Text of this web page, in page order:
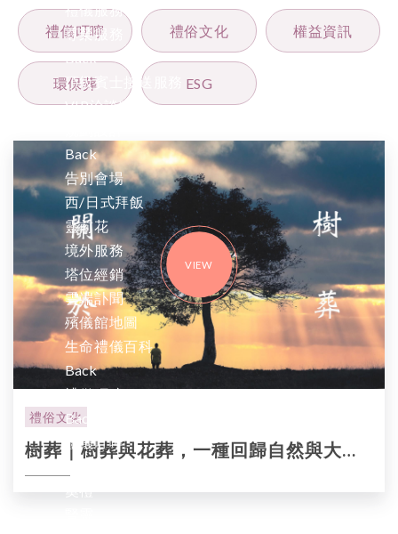
禮儀服務
尊榮服務
Back
頂級賓士接送服務
VIP洽談室
Back
告別會場
西/日式拜飯
靈前花
境外服務
塔位經銷
雲端訃聞
殯儀館地圖
生命禮儀百科
Back
禮儀叮嚀
Back
禮儀叮嚀
居喪期間禮儀
奠禮
禮儀叮嚀 禮俗文化 權益資訊
環保葬 ESG
VIEW
禮俗文化
樹葬｜樹葬與花葬，一種回歸自然與大地
的不同選擇。環保葬流程、地點、費用與